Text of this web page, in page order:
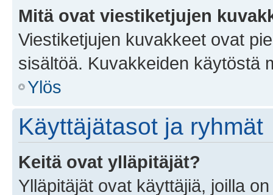
Mitä ovat viestiketjujen
Viestiketjujen kuvakkeet ovat
sisältöä. Kuvakkeiden käytöstä
Ylös
Käyttäjätasot ja ryhmät
Keitä ovat ylläpitäjät?
Ylläpitäjät ovat käyttäjiä, joilla